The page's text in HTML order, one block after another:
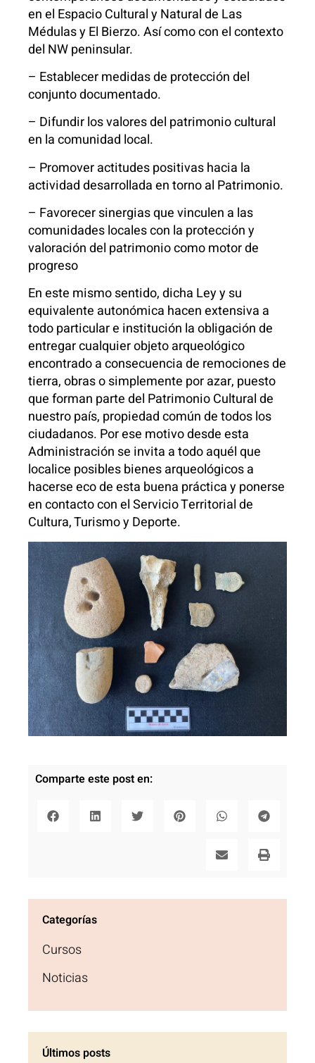
Categorías
Cursos
Noticias
Últimos posts
en el Espacio Cultural y Natural de Las
Médulas y El Bierzo. Así como con el contexto
del NW peninsular.
– Establecer medidas de protección del
conjunto documentado.
– Difundir los valores del patrimonio cultural
en la comunidad local.
– Promover actitudes positivas hacia la
actividad desarrollada en torno al Patrimonio.
– Favorecer sinergias que vinculen a las
comunidades locales con la protección y
valoración del patrimonio como motor de
progreso
En este mismo sentido, dicha Ley y su
equivalente autonómica hacen extensiva a
todo particular e institución la obligación de
entregar cualquier objeto arqueológico
encontrado a consecuencia de remociones de
tierra, obras o simplemente por azar, puesto
que forman parte del Patrimonio Cultural de
nuestro país, propiedad común de todos los
ciudadanos. Por ese motivo desde esta
Administración se invita a todo aquél que
localice posibles bienes arqueológicos a
hacerse eco de esta buena práctica y ponerse
en contacto con el Servicio Territorial de
Cultura, Turismo y Deporte.
Comparte este post en: